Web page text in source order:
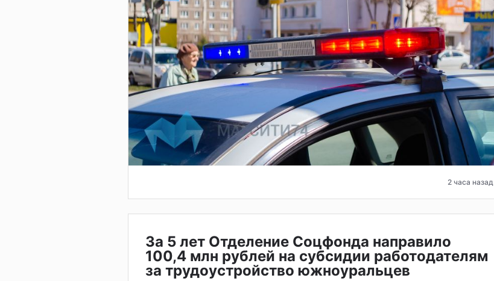
2 часа назад
За 5 лет Отделение Соцфонда направило
100,4 млн рублей на субсидии работодателям
за трудоустройство южноуральцев